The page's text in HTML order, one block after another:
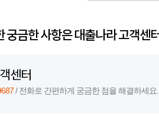
궁금한 사항은 대출나라 고객센
센터
/ 전화로 간편하게 궁금한 점을 해결하세요.